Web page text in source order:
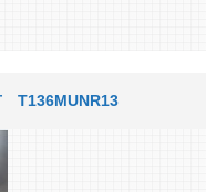
T136MUNR13